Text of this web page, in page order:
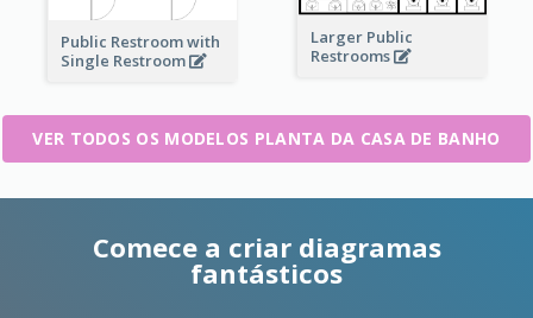
Larger Public
Restrooms
Public Restroom with
Single Restroom
VER TODOS OS MODELOS PLANTA DA CASA DE BANHO
Comece a criar diagramas
fantásticos